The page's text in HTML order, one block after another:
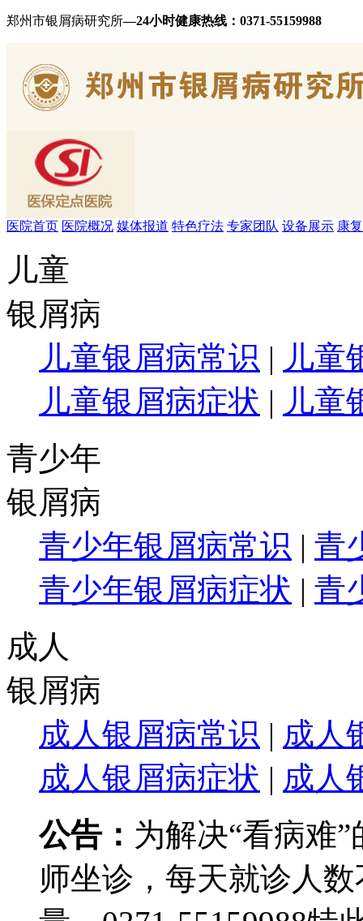
郑州市银屑病研究所—24小时健康热线： 0371-55159988
医院首页 医院概况 媒体报道 特色疗法 专家团队 设备展示 康
儿童
银屑病
儿童银屑病常识 | 儿童
儿童银屑病症状 | 儿童
青少年
银屑病
青少年银屑病常识 | 青
青少年银屑病症状 | 青
成人
银屑病
成人银屑病常识 | 成人
成人银屑病症状 | 成人
公告： 为解决“看病难
师坐诊，每天就诊人